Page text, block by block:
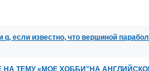
если известно, что вершиной
ТЕМУ «МОЕ ХОББИ"НА